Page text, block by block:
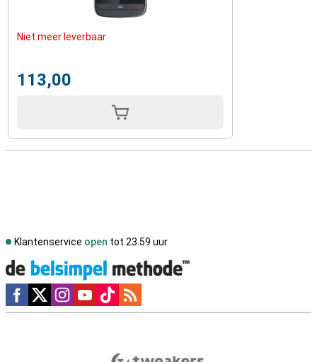
Niet meer leverbaar
113,00
Klantenservice open tot 23.59 uur
Social media